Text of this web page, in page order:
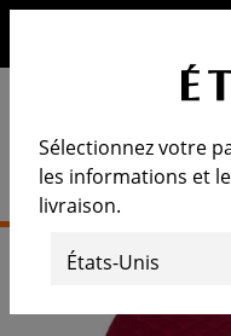
Sélectionnez votre
les informations et
livraison.